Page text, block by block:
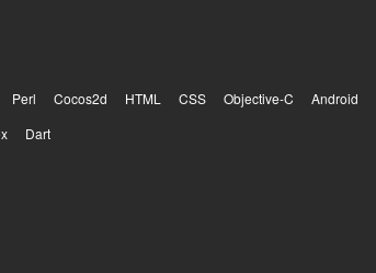
Perl Cocos2d HTML CSS Objective-C Android
Dart